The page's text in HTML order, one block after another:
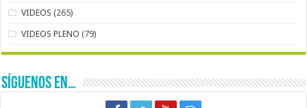
VIDEOS (265)
VIDEOS PLENO (79)
SÍGUENOS EN…